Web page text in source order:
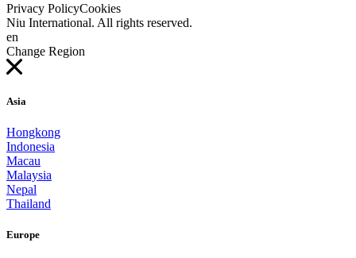
Privacy PolicyCookies
Niu International. All rights reserved.
en
Change Region
Asia
Hongkong
Indonesia
Macau
Malaysia
Nepal
Thailand
Europe